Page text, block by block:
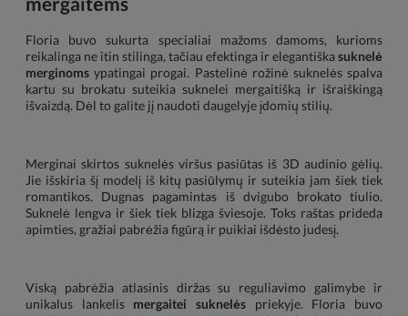
Floria buvo sukurta specialiai mažoms damoms, kurioms
reikalinga ne itin stilinga, tačiau efektinga ir elegantiškasuknelė
merginoms ypatingai progai. Pastelinė rožinė suknelės spalva
kartu su brokatu suteikia suknelei mergaitišką ir išraiškingą
išvaizdą. Dėl to galite jį naudoti daugelyje įdomių stilių.
Merginai skirtos suknelės viršus pasiūtas iš 3D audinio gėlių.
Jie išskiria šį modelį iš kitų pasiūlymų ir suteikia jam šiek tiek
romantikos. Dugnas pagamintas iš dvigubo brokato tiulio.
Suknelė lengva ir šiek tiek blizga šviesoje. Toks raštas prideda
apimties, gražiai pabrėžia figūrą ir puikiai išdėsto judesį.
Viską pabrėžia atlasinis diržas su reguliavimo galimybe ir
unikalus lankelis mergaitei suknelės priekyje. Floria buvo